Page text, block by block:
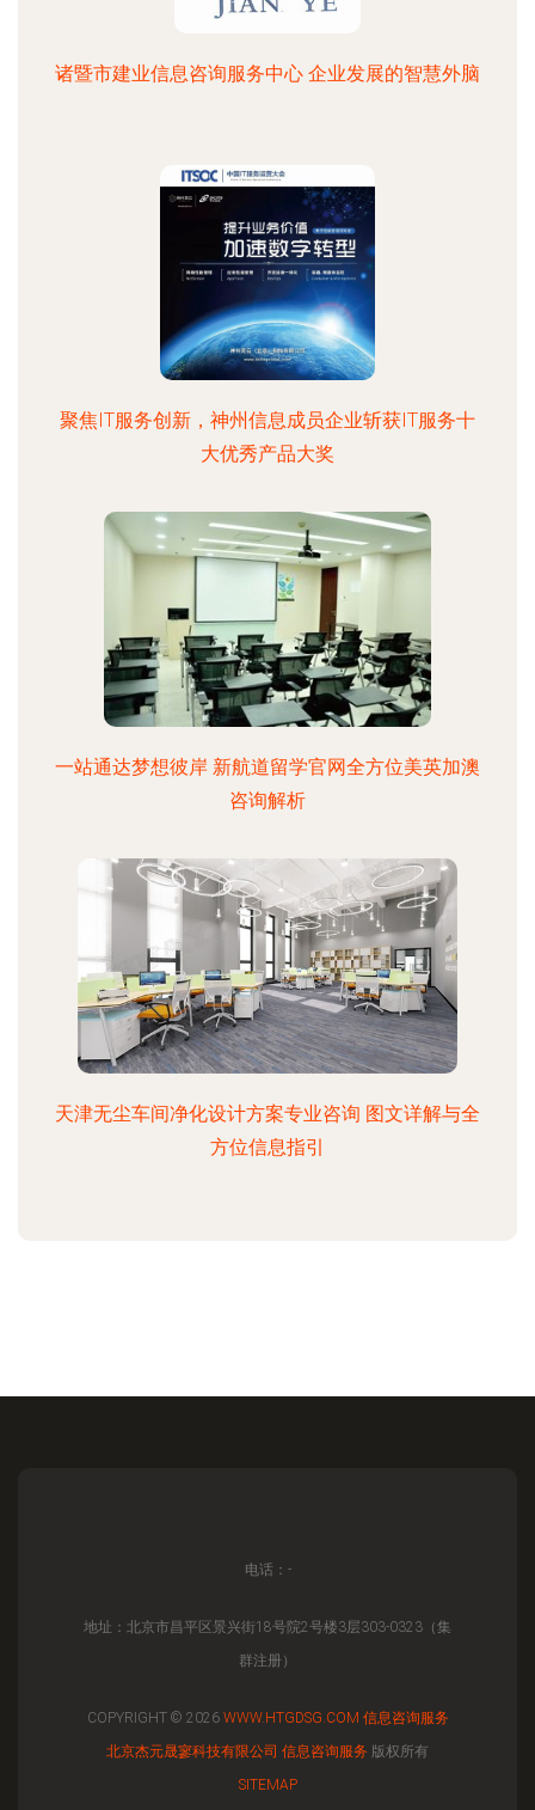
诸暨市建业信息咨询服务中心 企业发展的智慧外脑
聚焦IT服务创新，神州信息成员企业斩获IT服务十
大优秀产品大奖
一站通达梦想彼岸 新航道留学官网全方位美英加澳
咨询解析
天津无尘车间净化设计方案专业咨询 图文详解与全
方位信息指引
电话：-
地址：北京市昌平区景兴街18号院2号楼3层303-0323（集
群注册）
COPYRIGHT © 2026 WWW.HTGDSG.COM 信息咨询服务
北京杰元晟寥科技有限公司 信息咨询服务 版权所有
SITEMAP